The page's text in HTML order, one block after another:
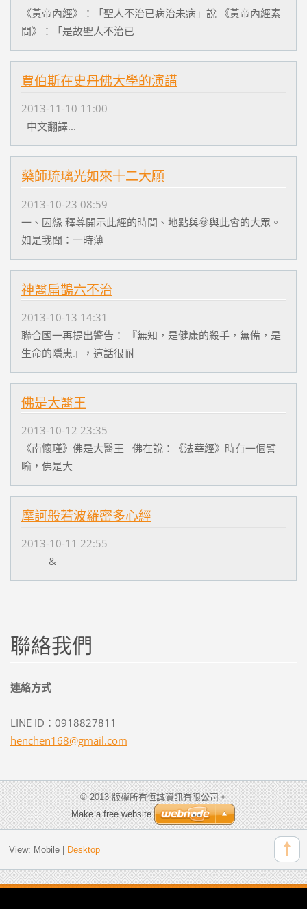
《黃帝內經》：「聖人不治已病治未病」說 《黃帝內經素
問》：「是故聖人不治已
賈伯斯在史丹佛大學的演講
2013-11-10 11:00
中文翻譯...
藥師琉璃光如來十二大願
2013-10-23 08:59
一、因緣 釋尊開示此經的時間、地點與參與此會的大眾。
如是我聞：一時薄
神醫扁鵲六不治
2013-10-13 14:31
聯合國一再提出警告： 『無知，是健康的殺手，無備，是
生命的隱患』，這話很耐
佛是大醫王
2013-10-12 23:35
《南懷瑾》佛是大醫王 佛在說：《法華經》時有一個譬
喻，佛是大
摩訶般若波羅密多心經
2013-10-11 22:55
&
聯絡我們
連絡方式
LINE ID：0918827811
henchen168@gmail.com
© 2013 版權所有恆誠資訊有限公司。
Make a free website
View: Mobile| Desktop